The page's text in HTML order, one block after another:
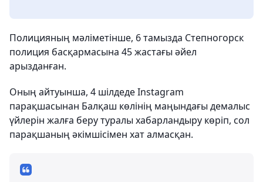
Полицияның мәліметінше, 6 тамызда Степногорск
полиция басқармасына 45 жастағы әйел
арызданған.
Оның айтуынша, 4 шілдеде Instagram
парақшасынан Балқаш көлінің маңындағы демалыс
үйлерін жалға беру туралы хабарландыру көріп, сол
парақшаның әкімшісімен хат алмасқан.